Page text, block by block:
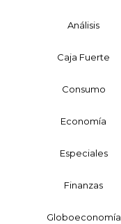
Análisis
Caja Fuerte
Consumo
Economía
Especiales
Finanzas
Globoeconomía